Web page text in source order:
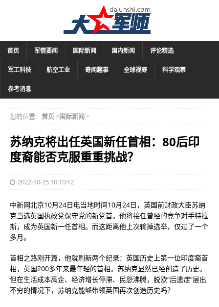
首页 军情要闻 国际新闻 国内新闻 评论精选
军工科技 航空工业 奇闻趣事 全球视野 科学观察
参考消息
您的位置： 首页>国际新闻>
苏纳克将出任英国新任首相：80后印
度裔能否克服重重挑战？
2022-10-25 10:10:12
中新网北京10月24日电当地时间10月24日，英国前财政大臣苏纳
克当选英国执政党保守党的新党首。他将接任曾经的竞争对手特拉
斯，成为英国新一任首相。而这距离他上次输掉选举，仅过了一个
多月。
首相之路刚开篇，他就刷新两个纪录：英国历史上第一位印度裔首
相，英国200多年来最年轻的首相。苏纳克显然已经创造了历史。
但在生活成本高企、经济增长停滞、民怨沸腾，脱欧“后遗症”层出
不穷的情况下，苏纳克能够带领英国再次创造历史吗？